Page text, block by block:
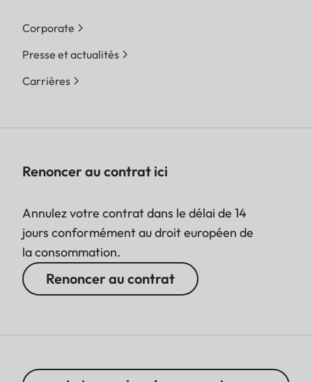
Corporate
Presse et actualités
Carrières
Renoncer au contrat ici
Annulez votre contrat dans le délai de 14
jours conformément au droit européen de
la consommation.
Renoncer au contrat